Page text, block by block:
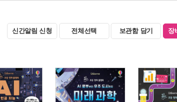
신간알림 신청 전체선택 보관함 담기 장